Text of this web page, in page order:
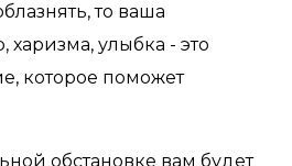
то ваша
харизма, улыбка - это
которое поможет
обстановке вам будет